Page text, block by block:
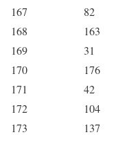
167
82
168
163
169
31
170
176
171
42
172
104
173
137